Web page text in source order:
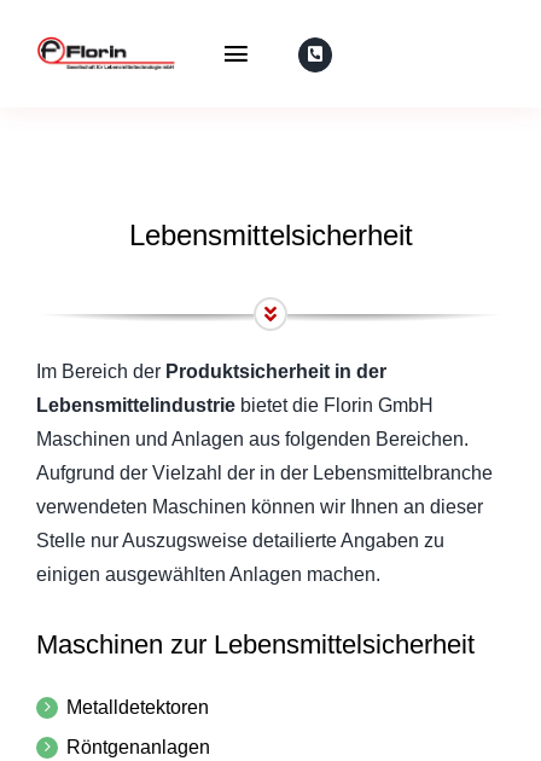
Inhalt
Toggle
IFS-Academy
Institut für Lebensmittelqualität
News
Lebensmittelsicherheit
Im Bereich der Produktsicherheit in der
Lebensmittelindustriebietet die Florin GmbH
Maschinen und Anlagen aus folgenden Bereichen.
Aufgrund der Vielzahl der in der Lebensmittelbranche
verwendeten Maschinen können wir Ihnen an dieser
Stelle nur Auszugsweise detailierte Angaben zu
einigen ausgewählten Anlagen machen.
Maschinen zur Lebensmittelsicherheit
Metalldetektoren
Röntgenanlagen